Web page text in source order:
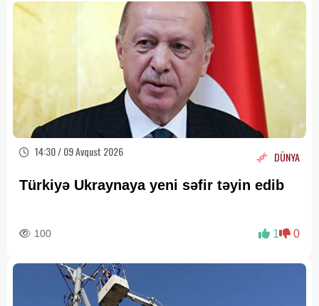
14:30 / 09 Avqust 2026 DÜNYA
Türkiyə Ukraynaya yeni səfir təyin edib
100 1 0